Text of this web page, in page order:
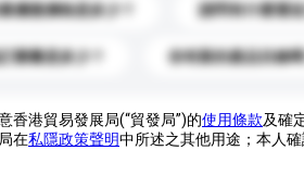
優惠價格是多少？ 請問有什麼運
購量是多少？ 你有新的產品目錄嗎
香港貿易發展局(“貿發局”)的使用條款及確
在私隱政策聲明中所述之其他用途；本人